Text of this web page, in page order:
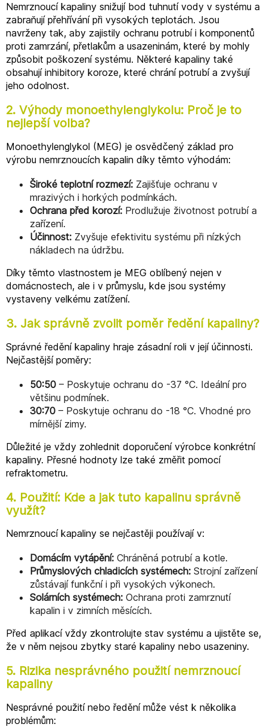
Nemrznoucí kapaliny snižují bod tuhnutí vody v systému a
zabraňují přehřívání při vysokých teplotách. Jsou
navrženy tak, aby zajistily ochranu potrubí i komponentů
proti zamrzání, přetlakům a usazeninám, které by mohly
způsobit poškození systému. Některé kapaliny také
obsahují inhibitory koroze, které chrání potrubí a zvyšují
jeho odolnost.
2. Výhody monoethylenglykolu: Proč je to
nejlepší volba?
Monoethylenglykol (MEG) je osvědčený základ pro
výrobu nemrznoucích kapalin díky těmto výhodám:
Široké teplotní rozmezí: Zajišťuje ochranu v
mrazivých i horkých podmínkách.
Ochrana před korozí: Prodlužuje životnost potrubí a
zařízení.
Účinnost: Zvyšuje efektivitu systému při nízkých
nákladech na údržbu.
Díky těmto vlastnostem je MEG oblíbený nejen v
domácnostech, ale i v průmyslu, kde jsou systémy
vystaveny velkému zatížení.
3. Jak správně zvolit poměr ředění kapaliny?
Správné ředění kapaliny hraje zásadní roli v její účinnosti.
Nejčastější poměry:
50:50 – Poskytuje ochranu do -37 °C. Ideální pro
většinu podmínek.
30:70 – Poskytuje ochranu do -18 °C. Vhodné pro
mírnější zimy.
Důležité je vždy zohlednit doporučení výrobce konkrétní
kapaliny. Přesné hodnoty lze také změřit pomocí
refraktometru.
4. Použití: Kde a jak tuto kapalinu správně
využít?
Nemrznoucí kapaliny se nejčastěji používají v:
Domácím vytápění: Chráněná potrubí a kotle.
Průmyslových chladicích systémech: Strojní zařízení
zůstávají funkční i při vysokých výkonech.
Solárních systémech: Ochrana proti zamrznutí
kapalin i v zimních měsících.
Před aplikací vždy zkontrolujte stav systému a ujistěte se,
že v něm nejsou zbytky staré kapaliny nebo usazeniny.
5. Rizika nesprávného použití nemrznoucí
kapaliny
Nesprávné použití nebo ředění může vést k několika
problémům: